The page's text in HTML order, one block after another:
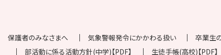
保護者のみなさまへ 気象警報発令にかかわる扱い
卒業生
部活動に係る活動方針(中学)【PDF】
生徒手帳(高校)【PDF】